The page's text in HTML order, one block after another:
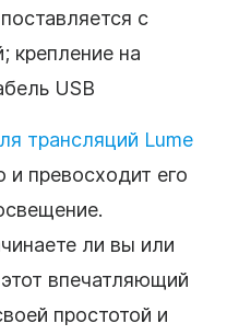
поставляется с
крепление на
USB
трансляций Lume
превосходит его
ли вы или
впечатляющий
простотой и